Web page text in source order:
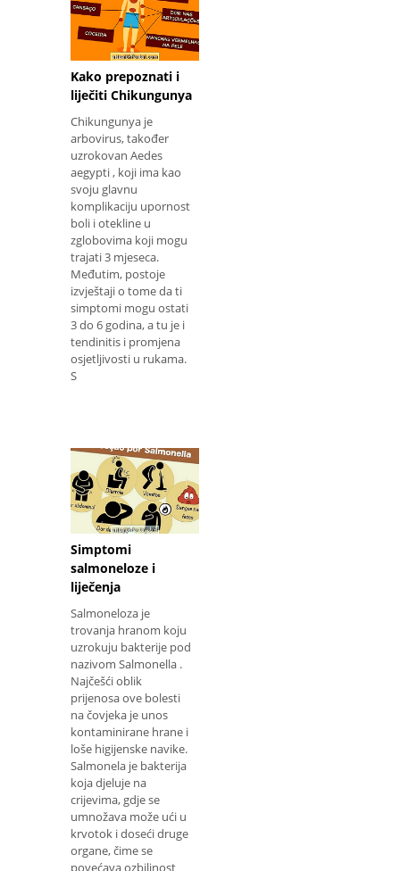
Kako prepoznati i
liječiti Chikungunya
Chikungunya je
arbovirus, također
uzrokovan Aedes
aegypti , koji ima kao
svoju glavnu
komplikaciju upornost
boli i otekline u
zglobovima koji mogu
trajati 3 mjeseca.
Međutim, postoje
izvještaji o tome da ti
simptomi mogu ostati
3 do 6 godina, a tu je i
tendinitis i promjena
osjetljivosti u rukama.
S
Simptomi
salmoneloze i
liječenja
Salmoneloza je
trovanja hranom koju
uzrokuju bakterije pod
nazivom Salmonella .
Najčešći oblik
prijenosa ove bolesti
na čovjeka je unos
kontaminirane hrane i
loše higijenske navike.
Salmonela je bakterija
koja djeluje na
crijevima, gdje se
umnožava može ući u
krvotok i doseći druge
organe, čime se
povećava ozbiljnost